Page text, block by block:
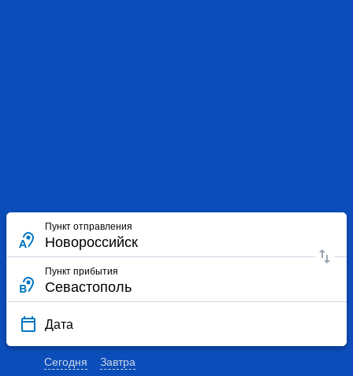
Пункт отправления
Пункт прибытия
Дата
Сегодня Завтра